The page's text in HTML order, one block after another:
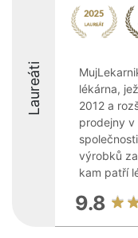
Laureáti
lékárna,
2012 a
prodejny v
výrobků
kam patří
9.8